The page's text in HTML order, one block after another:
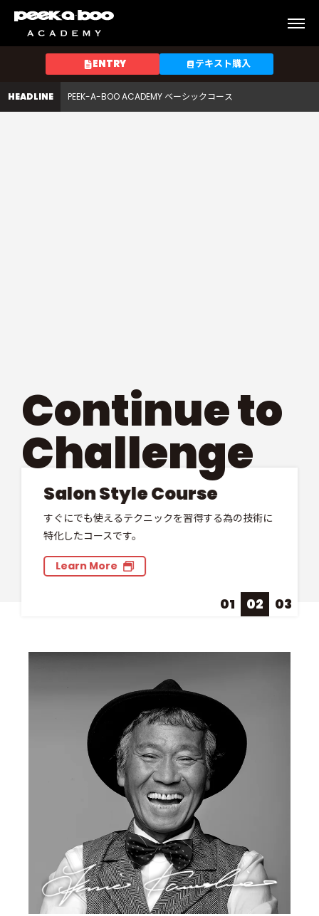
申
の
ENTRY テキスト購入
HEADLINE
PEEK-A-BOO ACADEMY テクニカルコース
PEEK-A-BOO ACADEMY サロンスタイルコース
PEEK-A-BOO ACADEMY ベーシックコース
Continue to
Challenge
Salon Style Course
すぐにでも使えるテクニックを習得する為の技術に
特化したコースです。
Learn More